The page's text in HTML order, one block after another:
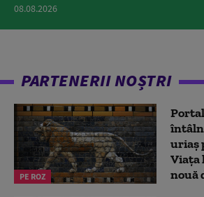
08.08.2026
PARTENERII NOȘTRI
PE ROZ
uriaș
Viața
nouă